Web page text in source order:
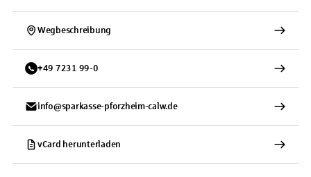
Wegbeschreibung
+49 7231 99-0
info@sparkasse-pforzheim-calw.de
vCard herunterladen